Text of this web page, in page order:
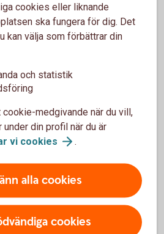
conversation on the phone
bedrägeri
blivit utsatt för bedrägeri? Blivit
Upptäckt något
tjänster? Kontakta oss direkt!
telefonnummer ochinfo
om hur du kan
bedragarna.
cookies eller liknande
ska fungera för dig. Det
kan välja som förbättrar din
och statistik
medgivande när du vill,
din profil när du är
vi cookies .
alla cookies
cookies